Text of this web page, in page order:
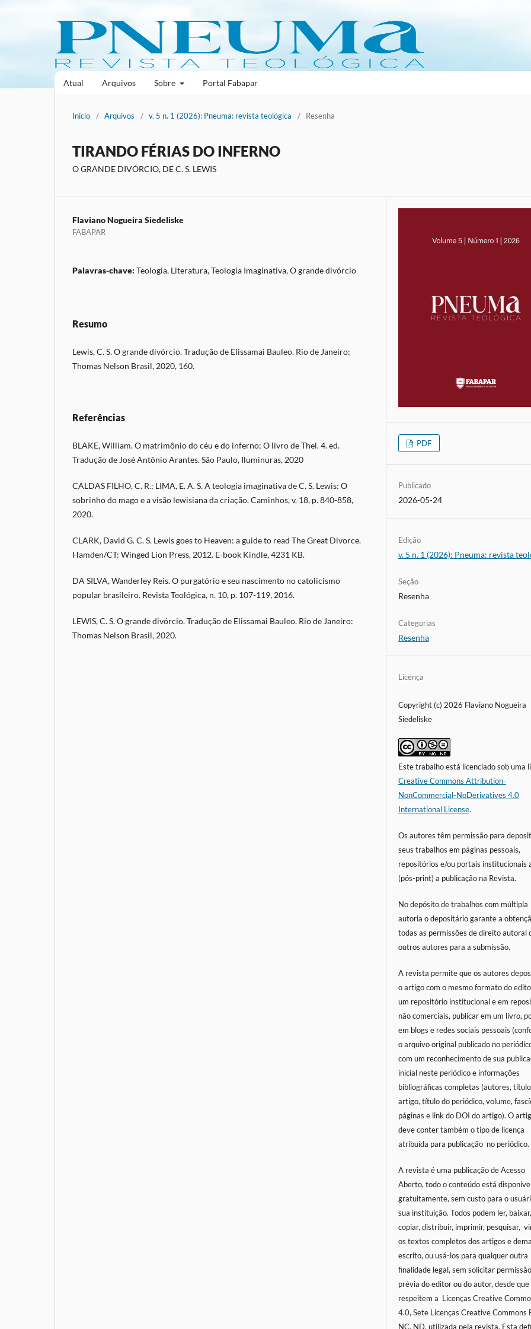
Atual Arquivos Sobre Portal Fabapar
Início / Arquivos / v. 5 n. 1 (2026): Pneuma: revista teológica / Resenha
TIRANDO FÉRIAS DO INFERNO
O GRANDE DIVÓRCIO, DE C. S. LEWIS
Flaviano Nogueira Siedeliske
FABAPAR
Palavras-chave: Teologia, Literatura, Teologia Imaginativa, O grande divórcio
Resumo
Lewis, C. S. O grande divórcio. Tradução de Elissamai Bauleo. Rio de Janeiro:
Thomas Nelson Brasil, 2020, 160.
Referências
BLAKE, William. O matrimônio do céu e do inferno; O livro de Thel. 4. ed.
Tradução de José Antônio Arantes. São Paulo, Iluminuras, 2020
CALDAS FILHO, C. R.; LIMA, E. A. S. A teologia imaginativa de C. S. Lewis: O
sobrinho do mago e a visão lewisiana da criação. Caminhos, v. 18, p. 840-858,
2020.
CLARK, David G. C. S. Lewis goes to Heaven: a guide to read The Great Divorce.
Hamden/CT: Winged Lion Press, 2012. E-book Kindle, 4231 KB.
DA SILVA, Wanderley Reis. O purgatório e seu nascimento no catolicismo
popular brasileiro. Revista Teológica, n. 10, p. 107-119, 2016.
LEWIS, C. S. O grande divórcio. Tradução de Elissamai Bauleo. Rio de Janeiro:
Thomas Nelson Brasil, 2020.
PDF
Publicado
2026-05-24
Edição
v. 5 n. 1 (2026): Pneuma: revista
Seção
Resenha
Categorias
Resenha
Licença
Copyright (c) 2026 Flaviano Nogueira
Siedeliske
Este trabalho está licenciado sob uma
Creative Commons Attribution-
NonCommercial-NoDerivatives 4.0
International License.
Os autores têm permissão para
seus trabalhos em páginas pessoais,
repositórios e/ou portais institucionais
(pós-print) a publicação na Revista.
No depósito de trabalhos com múltipla
autoria o depositário garante a
todas as permissões de direito autoral
outros autores para a submissão.
A revista permite que os autores
o artigo com o mesmo formato do
um repositório institucional e em
não comerciais, publicar em um livro,
em blogs e redes sociais pessoais
o arquivo original publicado no
com um reconhecimento de sua
inicial neste periódico e informações
bibliográficas completas (autores,
artigo, título do periódico, volume,
páginas e link do DOI do artigo). O
deve conter também o tipo de licença
atribuída para publicação no periódico.
A revista é uma publicação de Acesso
Aberto, todo o conteúdo está
gratuitamente, sem custo para o
sua instituição. Todos podem ler, baixar,
copiar, distribuir, imprimir, pesquisar,
os textos completos dos artigos e
escrito, ou usá-los para qualquer outra
finalidade legal, sem solicitar permissão
prévia do editor ou do autor, desde que
respeitem a Licenças Creative
4.0, Sete Licenças Creative Commons
NC, ND,utilizada pela revista. Esta